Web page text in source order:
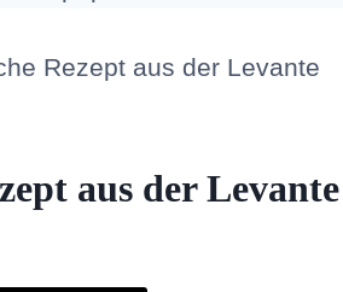
Rezept aus der Levante
aus der Levante